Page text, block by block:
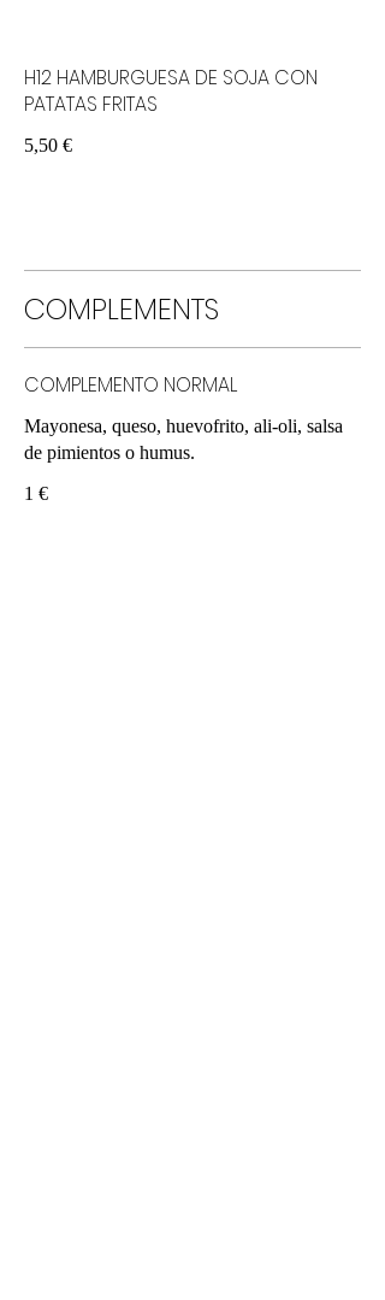
H12 HAMBURGUESA DE SOJA CON
PATATAS FRITAS
5,50 €
COMPLEMENTS
COMPLEMENTO NORMAL
Mayonesa, queso, huevofrito, ali-oli, salsa
de pimientos o humus.
1 €